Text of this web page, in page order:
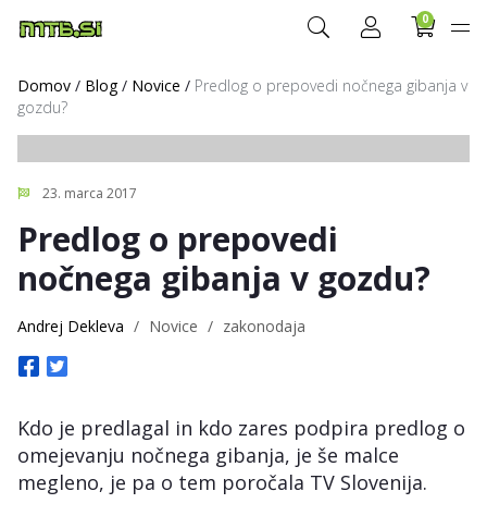
0
Domov / Blog/ Novice / Predlog o prepovedi nočnega gibanja v
gozdu?
23. marca 2017
Predlog o prepovedi
nočnega gibanja v gozdu?
Andrej Dekleva / Novice / zakonodaja
Kdo je predlagal in kdo zares podpira predlog o
omejevanju nočnega gibanja, je še malce
megleno, je pa o tem poročala TV Slovenija.